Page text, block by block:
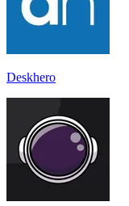
Deskhero